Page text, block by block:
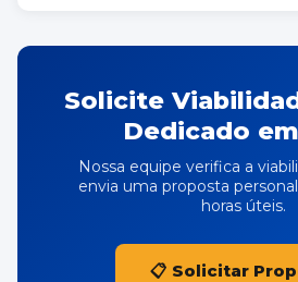
Solicite
Dedicado
Nossa equipe verifica a
envia uma proposta
horas úteis.
📋 Solicitar